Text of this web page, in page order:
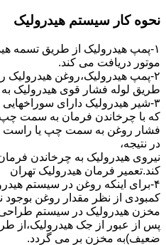
نحوه کار سیستم هیدرولیک
۱-پمپ هیدرولیک از طریق تسمه
موتور دریافت می کند.
طریق لوله فشار قوی هیدرولیک
۳-شیر هیدرولیک دارای
که با چرخاندن فرمان به سمت چپ
فشار روغن به سمت چپ یا راست
در نتیجه،
نیروی هیدرولیک به چرخاندن
کند.تعمیر فرمان هیدرولیک تهران
۴-برای اینکه روغن در سیستم
کمبودی از نظر مقدار روغن بوجود
مخزن هیدرولیک در سیستم
پس از عبور از جک هیدرولیک،از
ضعیف)به مخزن بر می گردد.